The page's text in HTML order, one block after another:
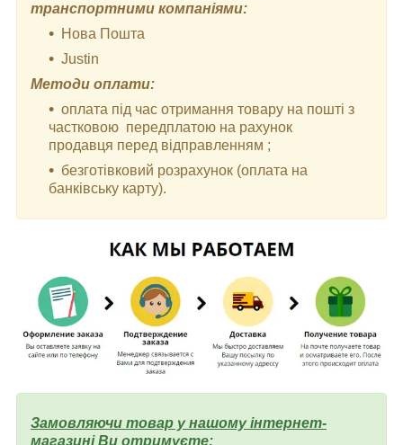
транспортними компаніями:
Нова Пошта
Justin
Методи оплати:
оплата під час отримання товару на пошті з
частковою передплатою на рахунок
продавця перед відправленням ;
безготівковий розрахунок (оплата на
банківську карту).
Замовляючи товар у нашому інтернет-
магазині Ви отримуєте: